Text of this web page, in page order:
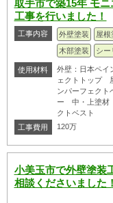
取手市で築15年 モ
工事を行いました！
工事内容 外壁塗装 屋根
木部塗装
シー
使用材料
外壁：日本ペイ
ェクトトップ
ンパーフェクト
ー 中・上塗材
クトベスト
工事費用
120万
小美玉市で外壁塗装
相談くださいました！